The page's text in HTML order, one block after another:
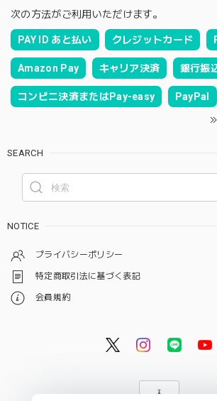
次の方法がご利用いただけます。
PAY ID あと払い クレジットカード
Amazon Pay キャリア決済 銀行振
コンビニ決済またはPay-easy PayPal
SEARCH
NOTICE
プライバシーポリシー
特定商取引法に基づく表記
会員規約